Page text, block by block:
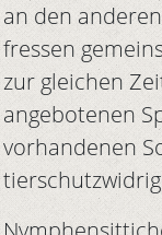
an den
fressen
zur gleichen
angebotenen
vorhandenen